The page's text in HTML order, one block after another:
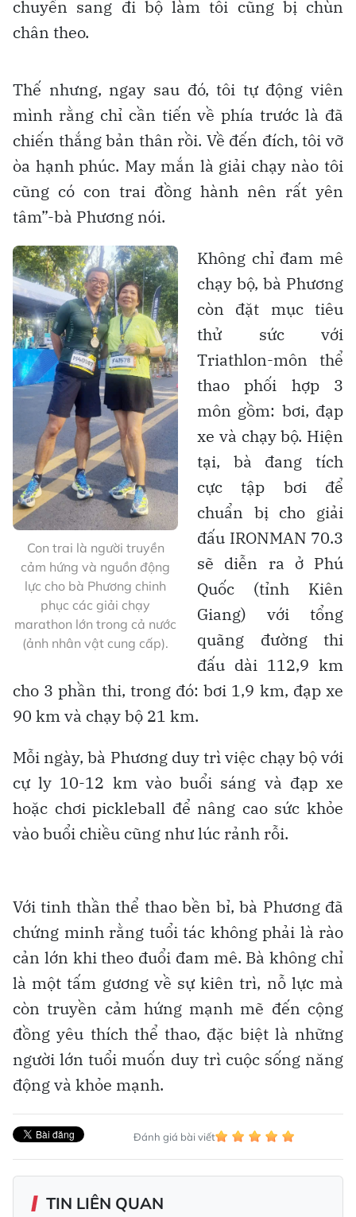
chuyển sang đi bộ làm tôi cũng bị chùn
chân theo.
Thế nhưng, ngay sau đó, tôi tự động viên
mình rằng chỉ cần tiến về phía trước là đã
chiến thắng bản thân rồi. Về đến đích, tôi vỡ
òa hạnh phúc. May mắn là giải chạy nào tôi
cũng có con trai đồng hành nên rất yên
tâm”-bà Phương nói.
Con trai là người truyền
cảm hứng và nguồn động
lực cho bà Phương chinh
phục các giải chạy
marathon lớn trong cả nước
(ảnh nhân vật cung cấp).
Không chỉ đam mê
chạy bộ, bà Phương
còn đặt mục tiêu
thử sức với
Triathlon-môn thể
thao phối hợp 3
môn gồm: bơi, đạp
xe và chạy bộ. Hiện
tại, bà đang tích
cực tập bơi để
chuẩn bị cho giải
đấu IRONMAN 70.3
sẽ diễn ra ở Phú
Quốc (tỉnh Kiên
Giang) với tổng
quãng đường thi
đấu dài 112,9 km
cho 3 phần thi, trong đó: bơi 1,9 km, đạp xe
90 km và chạy bộ 21 km.
Mỗi ngày, bà Phương duy trì việc chạy bộ với
cự ly 10-12 km vào buổi sáng và đạp xe
hoặc chơi pickleball để nâng cao sức khỏe
vào buổi chiều cũng như lúc rảnh rỗi.
Với tinh thần thể thao bền bỉ, bà Phương đã
chứng minh rằng tuổi tác không phải là rào
cản lớn khi theo đuổi đam mê. Bà không chỉ
là một tấm gương về sự kiên trì, nỗ lực mà
còn truyền cảm hứng mạnh mẽ đến cộng
đồng yêu thích thể thao, đặc biệt là những
người lớn tuổi muốn duy trì cuộc sống năng
động và khỏe mạnh.
Đánh giá bài viết
TIN LIÊN QUAN